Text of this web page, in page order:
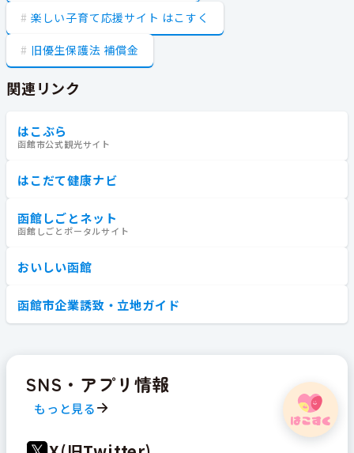
楽しい子育て応援サイト はこすく
旧優生保護法 補償金
関連リンク
はこぶら
函館市公式観光サイト
はこだて健康ナビ
函館しごとネット
函館しごとポータルサイト
おいしい函館
函館市企業誘致・立地ガイド
SNS・アプリ情報
もっと見る